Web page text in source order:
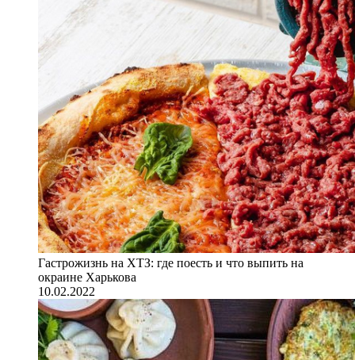
Гастрожизнь на ХТЗ: где поесть и что выпить на
окраине Харькова
10.02.2022